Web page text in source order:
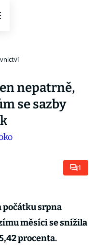
nepatrně,
se sazby
1
počátku srpna
měsíci se snížila
procenta.